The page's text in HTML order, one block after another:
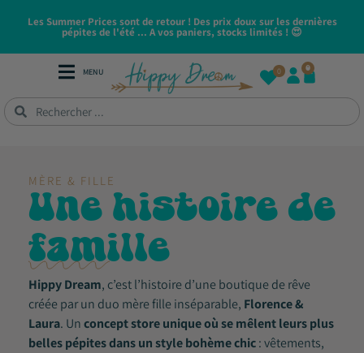
Les Summer Prices sont de retour ! Des prix doux sur les dernières
pépites de l'été ... A vos paniers, stocks limités ! 😍
MENU 0 0
Une histoire de
famille
Hippy Dream, c’est l’histoire d’une boutique de rêve
créée par un duo mère fille inséparable, Florence &
Laura. Unconcept store unique où se mêlent leurs plus
belles pépites dans un style bohème chic: vêtements,
MÈRE & FILLE